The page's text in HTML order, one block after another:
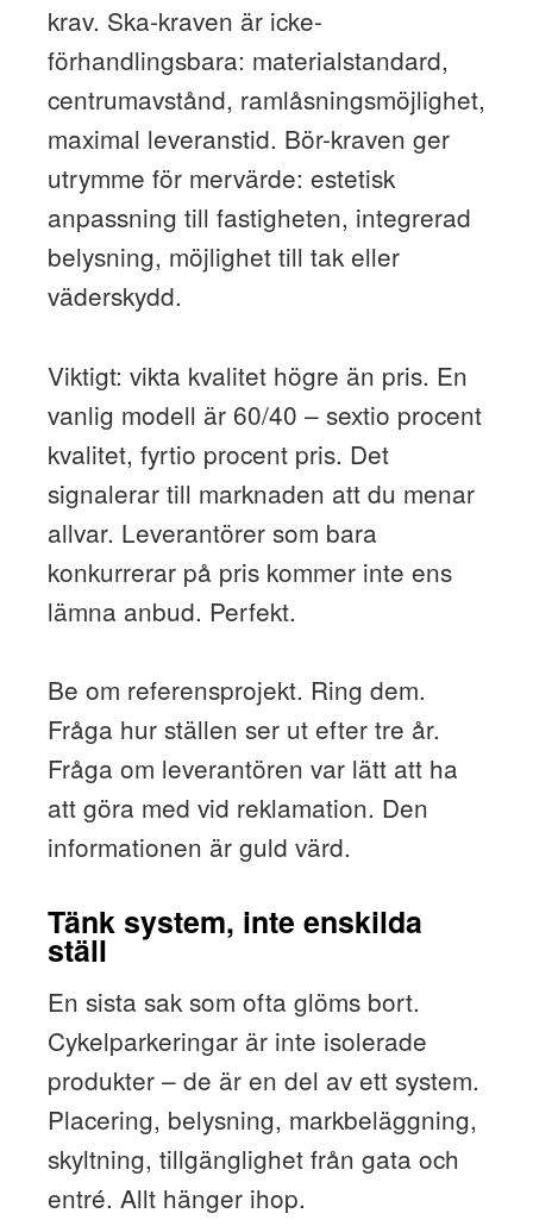
krav. Ska-kraven är icke-
förhandlingsbara: materialstandard,
centrumavstånd, ramlåsningsmöjlighet,
maximal leveranstid. Bör-kraven ger
utrymme för mervärde: estetisk
anpassning till fastigheten, integrerad
belysning, möjlighet till tak eller
väderskydd.
Viktigt: vikta kvalitet högre än pris. En
vanlig modell är 60/40 – sextio procent
kvalitet, fyrtio procent pris. Det
signalerar till marknaden att du menar
allvar. Leverantörer som bara
konkurrerar på pris kommer inte ens
lämna anbud. Perfekt.
Be om referensprojekt. Ring dem.
Fråga hur ställen ser ut efter tre år.
Fråga om leverantören var lätt att ha
att göra med vid reklamation. Den
informationen är guld värd.
Tänk system, inte enskilda
ställ
En sista sak som ofta glöms bort.
Cykelparkeringar är inte isolerade
produkter – de är en del av ett system.
Placering, belysning, markbeläggning,
skyltning, tillgänglighet från gata och
entré. Allt hänger ihop.